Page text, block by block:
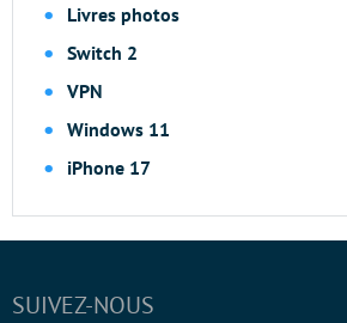
Livres photos
Switch 2
VPN
Windows 11
iPhone 17
SUIVEZ-NOUS